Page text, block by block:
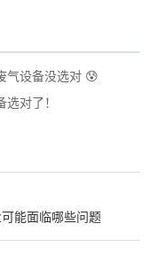
气设备没选对 😰
对了！
能面临哪些问题